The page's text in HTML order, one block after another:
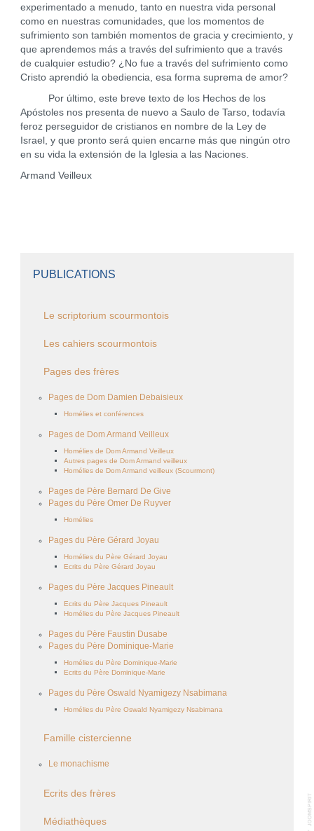
experimentado a menudo, tanto en nuestra vida personal
como en nuestras comunidades, que los momentos de
sufrimiento son también momentos de gracia y crecimiento, y
que aprendemos más a través del sufrimiento que a través
de cualquier estudio? ¿No fue a través del sufrimiento como
Cristo aprendió la obediencia, esa forma suprema de amor?
Por último, este breve texto de los Hechos de los
Apóstoles nos presenta de nuevo a Saulo de Tarso, todavía
feroz perseguidor de cristianos en nombre de la Ley de
Israel, y que pronto será quien encarne más que ningún otro
en su vida la extensión de la Iglesia a las Naciones.
Armand Veilleux
PUBLICATIONS
Le scriptorium scourmontois
Les cahiers scourmontois
Pages des frères
Pages de Dom Damien Debaisieux
Homélies et conférences
Pages de Dom Armand Veilleux
Homélies de Dom Armand Veilleux
Autres pages de Dom Armand veilleux
Homélies de Dom Armand veilleux (Scourmont)
Pages de Père Bernard De Give
Pages du Père Omer De Ruyver
Homélies
Pages du Père Gérard Joyau
Homélies du Père Gérard Joyau
Ecrits du Père Gérard Joyau
Pages du Père Jacques Pineault
Ecrits du Père Jacques Pineault
Homélies du Père Jacques Pineault
Pages du Père Faustin Dusabe
Pages du Père Dominique-Marie
Homélies du Père Dominique-Marie
Ecrits du Père Dominique-Marie
Pages du Père Oswald Nyamigezy Nsabimana
Homélies du Père Oswald Nyamigezy Nsabimana
Famille cistercienne
Le monachisme
Ecrits des frères
Médiathèques